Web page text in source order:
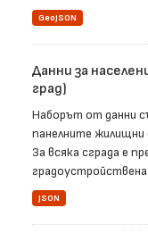
GeoJSON
Данни за
град)
Наборът от данни
панелните жилищни
За всяка сграда е
градоустройствена
JSON